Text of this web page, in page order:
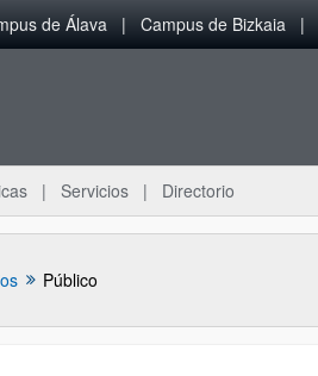
de Álava Campus de Bizkaia
Servicios Directorio
Público